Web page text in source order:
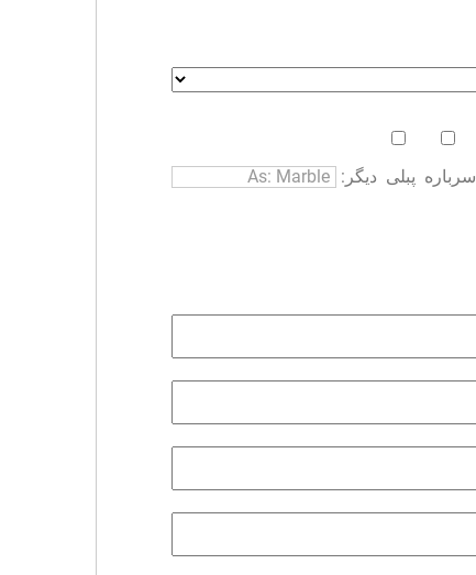
سرباره پبلی دیگر: